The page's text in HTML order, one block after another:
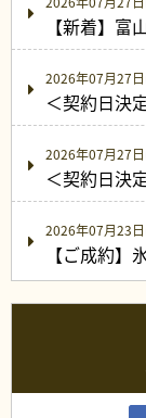
【新着】富
2026年07月27
＜契約日決
2026年07月27
＜契約日決
2026年07月23
【ご成約】